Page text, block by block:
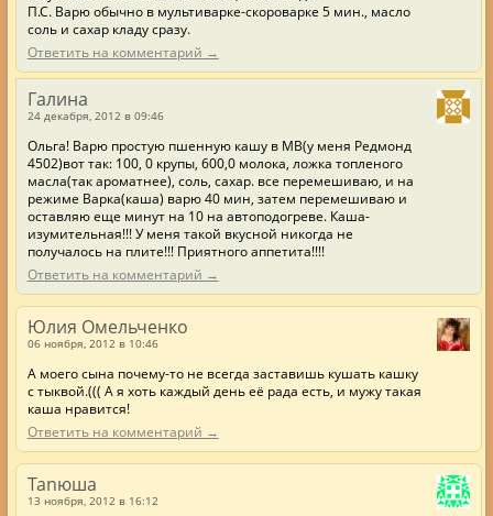
П.С. Варю обычно в мультиварке-скороварке 5 мин., масло
соль и сахар кладу сразу.
Ответить на комментарий →
Галина
24 декабря, 2012 в 09:46
Ольга! Варю простую пшенную кашу в МВ(у меня Редмонд
4502)вот так: 100, 0 крупы, 600,0 молока, ложка топленого
масла(так ароматнее), соль, сахар. все перемешиваю, и на
режиме Варка(каша) варю 40 мин, затем перемешиваю и
оставляю еще минут на 10 на автоподогреве. Каша-
изумительная!!! У меня такой вкусной никогда не
получалось на плите!!! Приятного аппетита!!!!
Ответить на комментарий →
Юлия Омельченко
06 ноября, 2012 в 10:46
А моего сына почему-то не всегда заставишь кушать кашку
с тыквой.((( А я хоть каждый день её рада есть, и мужу такая
каша нравится!
Ответить на комментарий →
Tanюша
13 ноября, 2012 в 16:12